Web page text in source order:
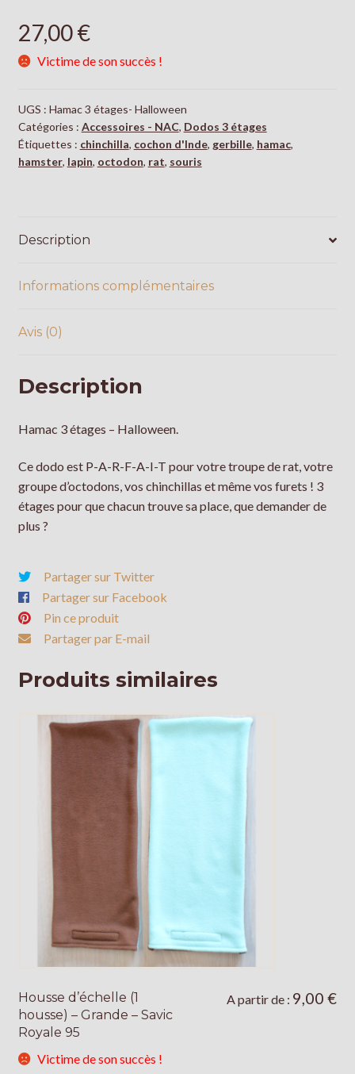
27,00€
Victime de son succès !
UGS : Hamac 3 étages- Halloween
Catégories : Accessoires - NAC, Dodos 3 étages
Étiquettes : chinchilla, cochon d'Inde, gerbille, hamac,
hamster, lapin, octodon, rat, souris
Description
Informations complémentaires
Avis (0)
Description
Hamac 3 étages – Halloween.
Ce dodo est P-A-R-F-A-I-T pour votre troupe de rat, votre
groupe d’octodons, vos chinchillas et même vos furets ! 3
étages pour que chacun trouve sa place, que demander de
plus ?
Partager sur Twitter
Partager sur Facebook
Pin ce produit
Partager par E-mail
Produits similaires
Housse d’échelle (1
housse) – Grande – Savic
Royale 95
A partir de : 9,00€
Victime de son succès !